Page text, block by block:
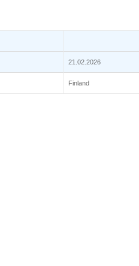
21.02.2026
Finland